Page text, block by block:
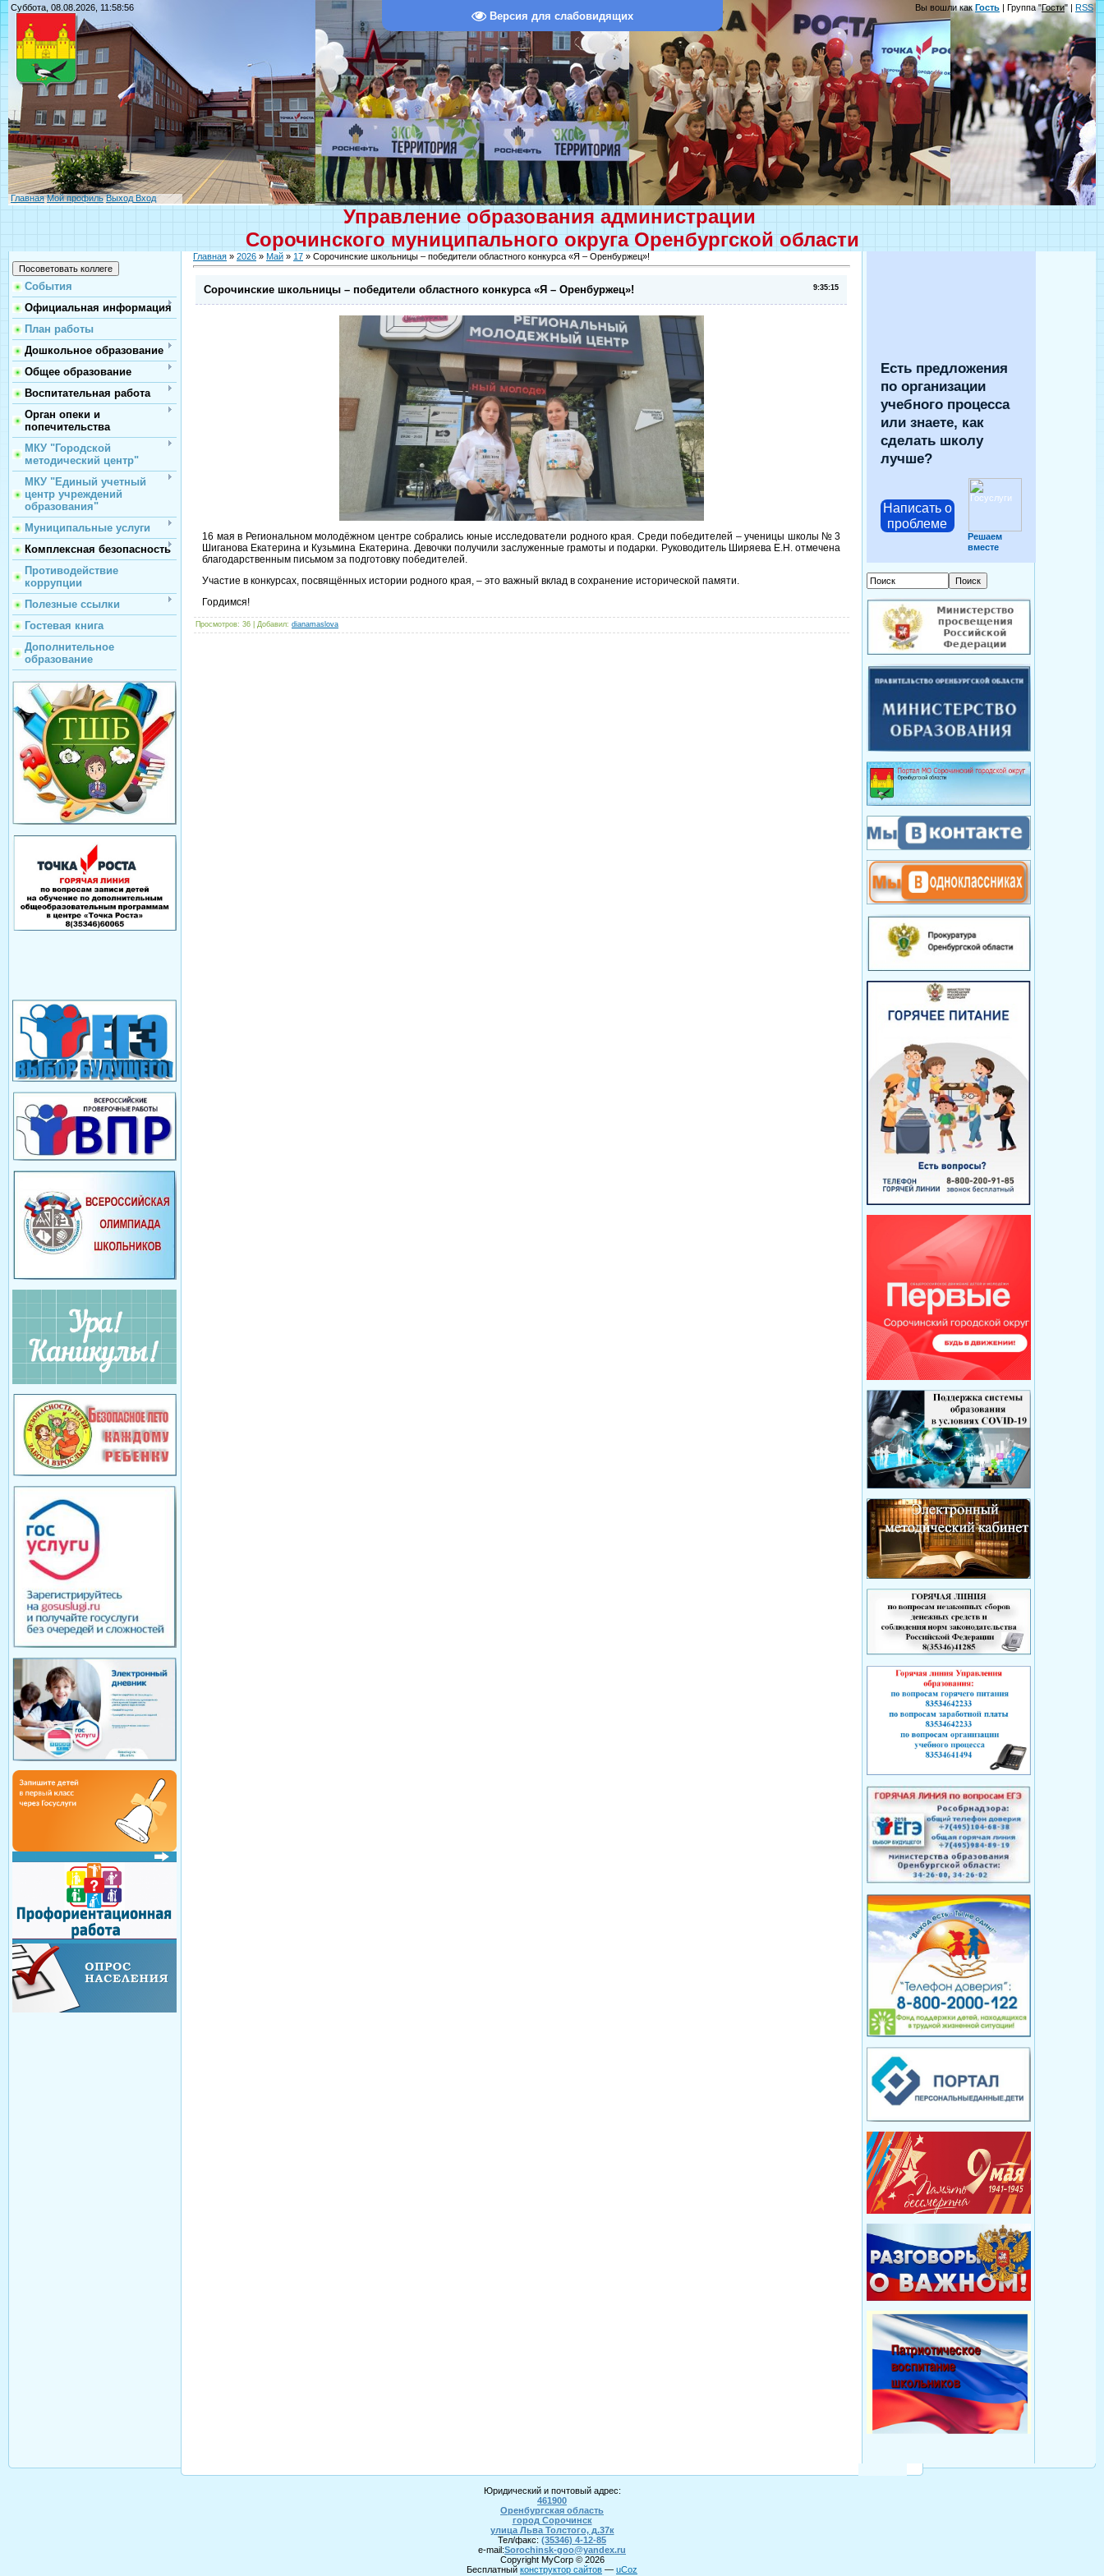
Версия для слабовидящих
Суббота, 08.08.2026, 11:58:56 Вы вошли какГость | Группа "Гости" | RSS
Главная Мой профиль Выход Вход
Управление образования администрации
Сорочинского муниципального округа Оренбургской области
События
Официальная информация
План работы
Дошкольное образование
Общее образование
Воспитательная работа
Орган опеки и
попечительства
МКУ "Городской
методический центр"
МКУ "Единый учетный
центр учреждений
образования"
Муниципальные услуги
Комплексная безопасность
Противодействие
коррупции
Полезные ссылки
Гостевая книга
Дополнительное
образование
Главная » 2026 » Май » 17 » Сорочинские школьницы – победители областного конкурса «Я – Оренбуржец»!
9:35:15
Сорочинские школьницы – победители областного конкурса «Я – Оренбуржец»!
16 мая в Региональном молодёжном центре собрались юные исследователи родного края. Среди победителей – ученицы школы № 3
Шиганова Екатерина и Кузьмина Екатерина. Девочки получили заслуженные грамоты и подарки. Руководитель Ширяева Е.Н. отмечена
благодарственным письмом за подготовку победителей.
Участие в конкурсах, посвящённых истории родного края, – это важный вклад в сохранение исторической памяти.
Гордимся!
Просмотров: 36 | Добавил: dianamaslova
Есть предложения
по организации
учебного процесса
или знаете, как
сделать школу
лучше?
Написать о
проблеме
Решаем
вместе
Юридический и почтовый адрес:
461900
Оренбургская область
город Сорочинск
улица Льва Толстого, д.37к
Тел/факс: (35346) 4-12-85
e-mail:Sorochinsk-goo@yandex.ru
Copyright MyCorp © 2026
Бесплатный конструктор сайтов — uCoz